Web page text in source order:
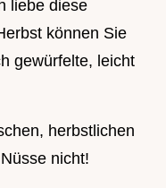
liebe diese
können Sie
gewürfelte, leicht
herbstlichen
nicht!